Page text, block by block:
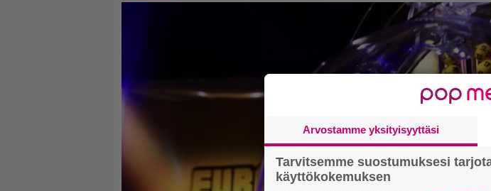
Arvostamme yksityisyyttäsi
Tarvitsemme suostumuksesi
käyttökokemuksen